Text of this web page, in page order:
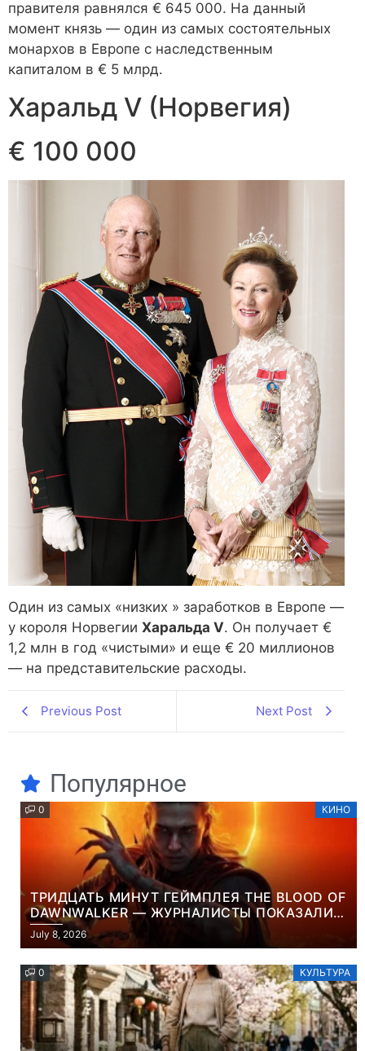
правителя равнялся € 645 000. На данный
момент князь — один из самых состоятельных
монархов в Европе с наследственным
капиталом в € 5 млрд.
Харальд V (Норвегия)
€ 100 000
Один из самых «низких » заработков в Европе —
у короля Норвегии Харальда V. Он получает €
1,2 млн в год «чистыми» и еще € 20 миллионов
— на представительские расходы.
Previous Post Next Post
Популярное
0 КИНО
ТРИДЦАТЬ МИНУТ ГЕЙМПЛЕЯ THE BLOOD OF
DAWNWALKER — ЖУРНАЛИСТЫ ПОКАЗАЛИ
НАЧАЛО НОВОЙ ИГРЫ ОТ ВЕТЕРАНОВ CD
PROJEKT RED
July 8, 2026
0 КУЛЬТУРА